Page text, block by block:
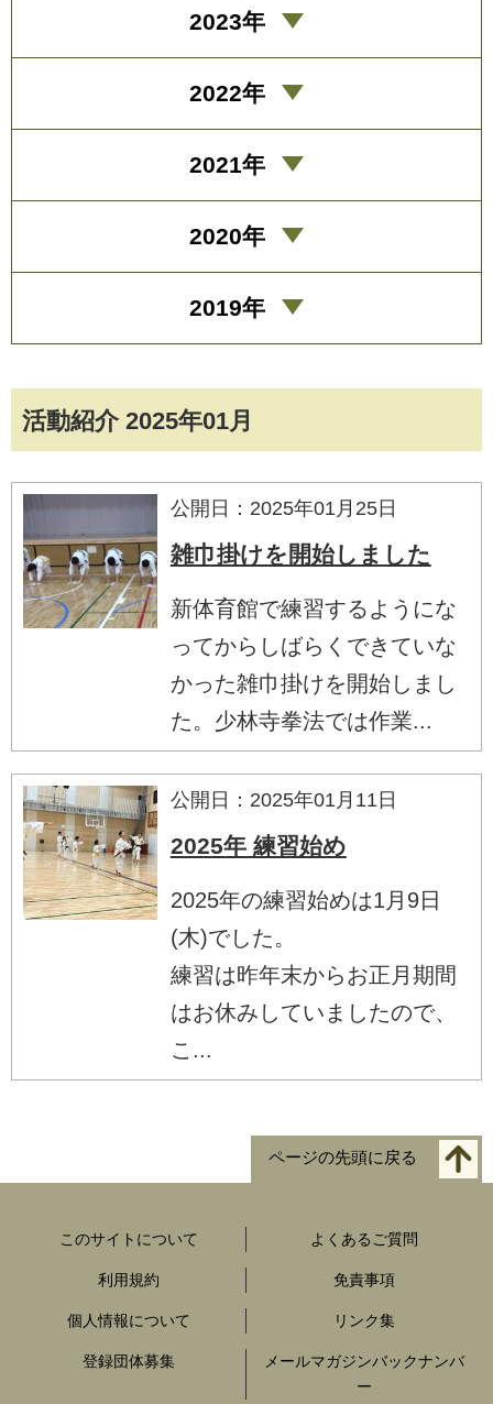
活動紹介 2025年01月
公開日：2025年01月25日
雑巾掛けを開始しました
新体育館で練習するようにな
ってからしばらくできていな
かった雑巾掛けを開始しまし
た。少林寺拳法では作業...
公開日：2025年01月11日
2025年 練習始め
2025年の練習始めは1月9日
(木)でした。
練習は昨年末からお正月期間
はお休みしていましたので、
こ...
2023年
2022年
2021年
2020年
2019年
ページの先頭に戻る
このサイトについて よくあるご質問
利用規約 免責事項
個人情報について リンク集
登録団体募集
メールマガジンバックナンバ
ー